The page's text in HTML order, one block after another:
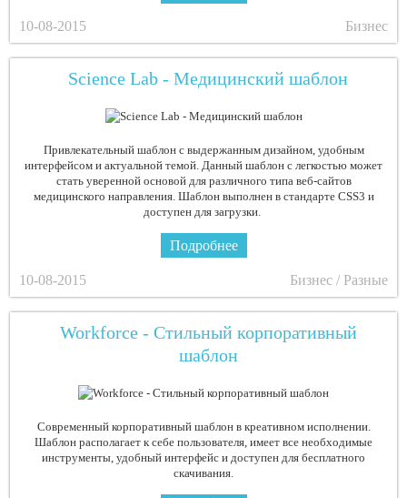
10-08-2015 Бизнес
Science Lab - Медицинский шаблон
Привлекательный шаблон с выдержанным дизайном, удобным
интерфейсом и актуальной темой. Данный шаблон с легкостью может
стать уверенной основой для различного типа веб-сайтов
медицинского направления. Шаблон выполнен в стандарте CSS3 и
доступен для загрузки.
Подробнее
10-08-2015 Бизнес / Разные
Workforce - Стильный корпоративный
шаблон
Современный корпоративный шаблон в креативном исполнении.
Шаблон располагает к себе пользователя, имеет все необходимые
инструменты, удобный интерфейс и доступен для бесплатного
скачивания.